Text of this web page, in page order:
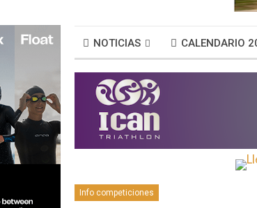
NOTICIAS CALENDARIO
Info competiciones